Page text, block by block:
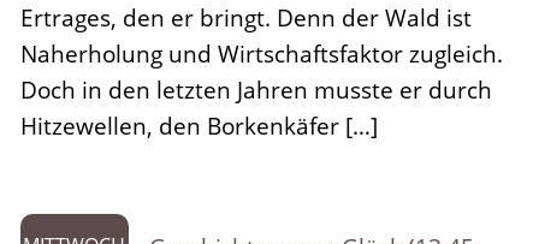
Ertrages, den er bringt. Denn der Wald ist
Naherholung und Wirtschaftsfaktor zugleich.
Doch in den letzten Jahren musste er durch
Hitzewellen, den Borkenkäfer […]